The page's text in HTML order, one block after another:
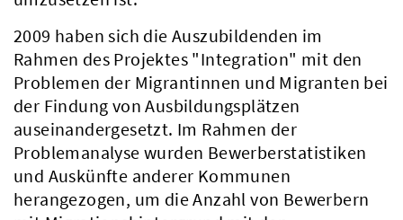
2009 haben sich die Auszubildenden im
Rahmen des Projektes "Integration" mit den
Problemen der Migrantinnen und Migranten bei
der Findung von Ausbildungsplätzen
auseinandergesetzt. Im Rahmen der
Problemanalyse wurden Bewerberstatistiken
und Auskünfte anderer Kommunen
herangezogen, um die Anzahl von Bewerbern